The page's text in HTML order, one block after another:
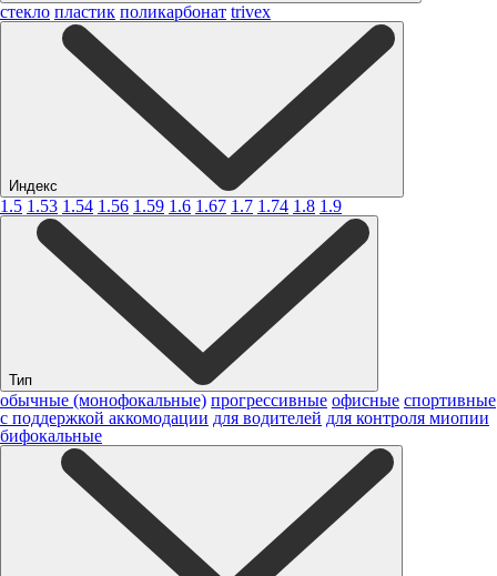
стекло пластик поликарбонат trivex
Индекс
1.5 1.53 1.54 1.56 1.59 1.6 1.67 1.7 1.74 1.8 1.9
Тип
обычные (монофокальные) прогрессивные офисные спортивные
с поддержкой аккомодации для водителей для контроля миопии
бифокальные